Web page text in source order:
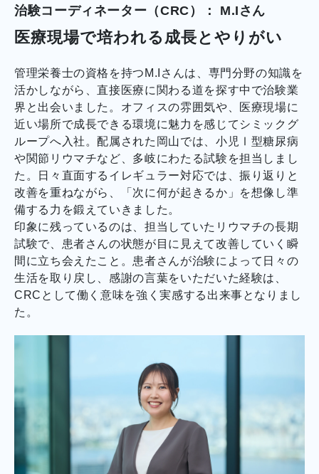
治験コーディネーター（CRC）： M.Iさん
医療現場で培われる成長とやりがい
管理栄養士の資格を持つM.Iさんは、専門分野の知識を
活かしながら、直接医療に関わる道を探す中で治験業
界と出会いました。オフィスの雰囲気や、医療現場に
近い場所で成長できる環境に魅力を感じてシミックグ
ループへ入社。配属された岡山では、小児Ⅰ型糖尿病
や関節リウマチなど、多岐にわたる試験を担当しまし
た。日々直面するイレギュラー対応では、振り返りと
改善を重ねながら、「次に何が起きるか」を想像し準
備する力を鍛えていきました。
印象に残っているのは、担当していたリウマチの長期
試験で、患者さんの状態が目に見えて改善していく瞬
間に立ち会えたこと。患者さんが治験によって日々の
生活を取り戻し、感謝の言葉をいただいた経験は、
CRCとして働く意味を強く実感する出来事となりまし
た。